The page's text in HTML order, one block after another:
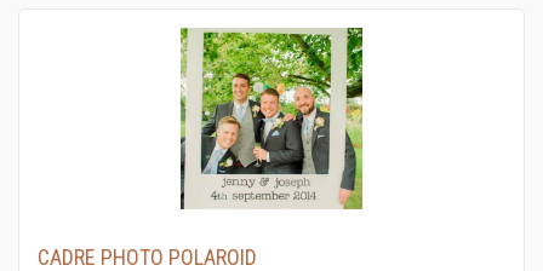
CADRE PHOTO POLAROID